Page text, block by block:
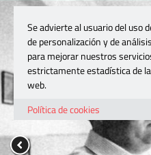
Se advierte al usuario del uso
de personalización y de
para mejorar nuestros
estrictamente estadística de
web.
Política de cookies